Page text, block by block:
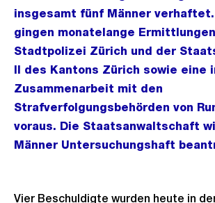
insgesamt fünf Männer
gingen monatelange
Stadtpolizei Zürich und der
II des Kantons Zürich sowie eine
Zusammenarbeit mit den
Strafverfolgungsbehörden von
voraus. Die Staatsanwaltschaft
Männer Untersuchungshaft
Vier Beschuldigte wurden heute in